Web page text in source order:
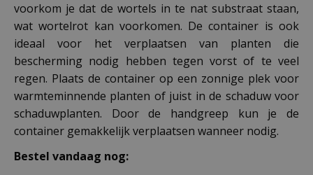
voorkom je dat de wortels in te nat substraat staan,
wat wortelrot kan voorkomen. De container is ook
ideaal voor het verplaatsen van planten die
bescherming nodig hebben tegen vorst of te veel
regen. Plaats de container op een zonnige plek voor
warmteminnende planten of juist in de schaduw voor
schaduwplanten. Door de handgreep kun je de
container gemakkelijk verplaatsen wanneer nodig.
Bestel vandaag nog: